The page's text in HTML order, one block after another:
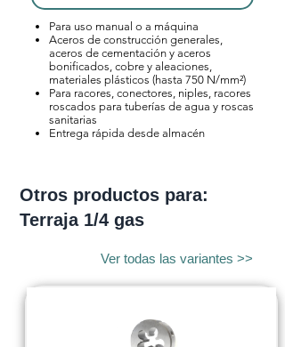
Para uso manual o a máquina
Aceros de construcción generales,
aceros de cementación y aceros
bonificados, cobre y aleaciones,
materiales plásticos (hasta 750 N/mm²)
Para racores, conectores, niples, racores
roscados para tuberías de agua y roscas
sanitarias
Entrega rápida desde almacén
Otros productos para:
Terraja 1/4 gas
Ver todas las variantes >>